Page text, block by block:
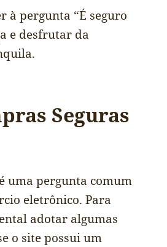
à pergunta “É seguro
e desfrutar da
Seguras
uma pergunta comum
eletrônico. Para
adotar algumas
o site possui um